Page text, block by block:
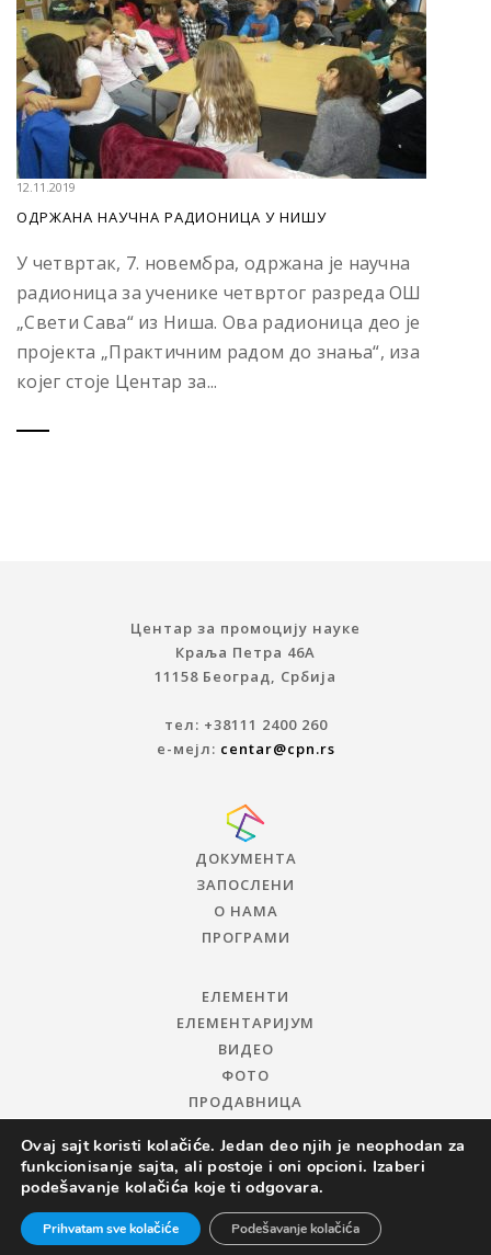
12.11.2019
OДРЖАНА НАУЧНА РАДИОНИЦА У НИШУ
У четвртак, 7. новембра, одржана је научна
радионица за ученике четвртог разреда ОШ
„Свети Сава“ из Ниша. Ова радионица део је
пројекта „Практичним радом до знања“, иза
којег стоје Центар за...
Центар за промоцију науке
Краља Петра 46A
11158 Београд, Србија
тел: +38111 2400 260
е-мејл: centar@cpn.rs
ДОКУМЕНТА
ЗАПОСЛЕНИ
О НАМА
ПРОГРАМИ
ЕЛЕМЕНТИ
ЕЛЕМЕНТАРИЈУМ
ВИДЕО
ФОТО
ПРОДАВНИЦА
© 2019 ЦЕНТАР ЗА ПРОМОЦИЈУ НАУКЕ
Ovaj sajt koristi kolačiće. Jedan deo njih je neophodan za
funkcionisanje sajta, ali postoje i oni opcioni. Izaberi
podešavanje kolačića koje ti odgovara.
Prihvatam sve kolačiće Podešavanje kolačića